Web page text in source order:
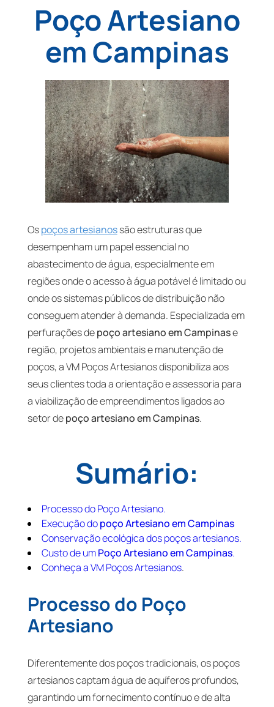
Poço Artesiano
em Campinas
Ospoços artesianossão estruturas que
desempenham um papel essencial no
abastecimento de água, especialmente em
regiões onde o acesso à água potável é limitado ou
onde os sistemas públicos de distribuição não
conseguem atender à demanda. Especializada em
perfurações depoço artesiano em Campinase
região, projetos ambientais e manutenção de
poços, a VM Poços Artesianos disponibiliza aos
seus clientes toda a orientação e assessoria para
a viabilização de empreendimentos ligados ao
setor depoço artesiano em Campinas.
Sumário:
Processo do Poço Artesiano.
Execução dopoço Artesiano em Campinas
Conservação ecológica dos poços artesianos.
Custo de umPoço Artesiano em Campinas.
Conheça a VM Poços Artesianos.
Processo do Poço
Artesiano
Diferentemente dos poços tradicionais, os poços
artesianos captam água de aquíferos profundos,
garantindo um fornecimento contínuo e de alta